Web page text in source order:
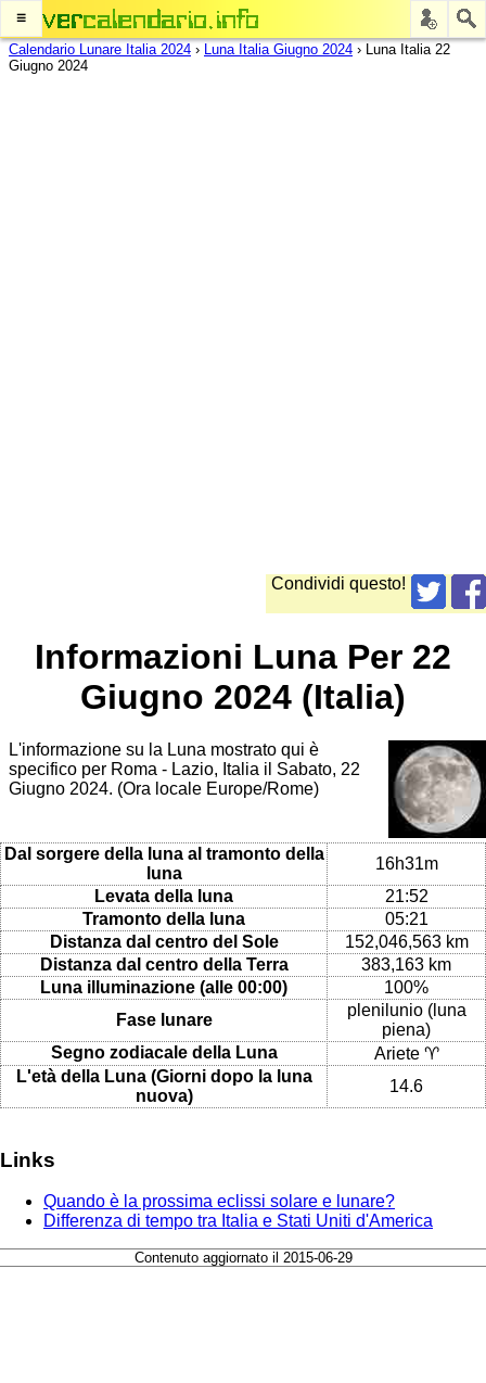
≡
Calendario Lunare Italia 2024 › Luna Italia Giugno 2024 › Luna Italia 22
Giugno 2024
Condividi questo!
Informazioni Luna Per 22
Giugno 2024 (Italia)
L'informazione su la Luna mostrato qui è
specifico per Roma - Lazio, Italia il Sabato, 22
Giugno 2024. (Ora locale Europe/Rome)
Dal sorgere della luna al tramonto della
luna
16h31m
Levata della luna
21:52
Tramonto della luna
05:21
Distanza dal centro del Sole
152,046,563 km
Distanza dal centro della Terra
383,163 km
Luna illuminazione (alle 00:00)
100%
Fase lunare
plenilunio (luna
piena)
Segno zodiacale della Luna
Ariete ♈
L'età della Luna (Giorni dopo la luna
nuova)
14.6
Links
Quando è la prossima eclissi solare e lunare?
Differenza di tempo tra Italia e Stati Uniti d'America
Contenuto aggiornato il 2015-06-29